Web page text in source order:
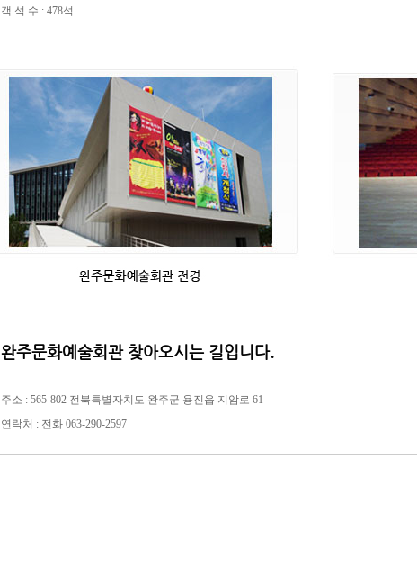
객 석 수 : 478석
완주문화예술회관 찾아오시는 길입니다.
주소 : 565-802 전북특별자치도 완주군 용진읍 지암로 61
연락처 : 전화 063-290-2597